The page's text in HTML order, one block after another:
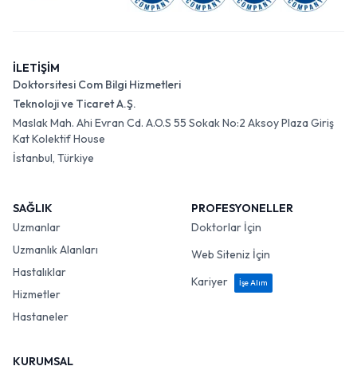
İLETİŞİM
Doktorsitesi Com Bilgi Hizmetleri
Teknoloji ve Ticaret A.Ş.
Maslak Mah. Ahi Evran Cd. A.O.S 55 Sokak No:2 Aksoy Plaza Giriş
Kat Kolektif House
İstanbul, Türkiye
SAĞLIK
Uzmanlar
Uzmanlık Alanları
Hastalıklar
Hizmetler
Hastaneler
PROFESYONELLER
Doktorlar İçin
Web Siteniz İçin
Kariyer
İşe Alım
KURUMSAL